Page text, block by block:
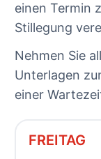
einen Termin
Stillegung
Nehmen Sie
Unterlagen
einer
FREITAG